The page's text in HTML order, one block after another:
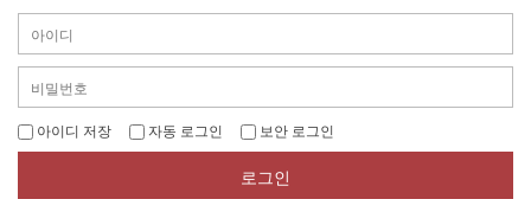
아이디 저장 자동 로그인 보안 로그인
로그인